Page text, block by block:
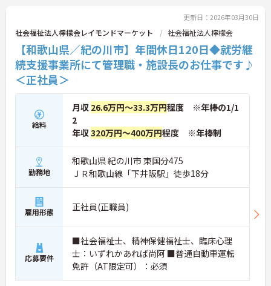
更新日：2026年03月30日
社会福祉法人檸檬会レイモンドマーケット 社会福祉法人檸檬会
【和歌山県／紀の川市】年間休日120日◆就労継
続支援事業所にて管理職・施設長のお仕事です♪
＜正社員＞
給料
月収 26.6万円～33.3万円程度 ※年棒の1/1
2
年収320万円～400万円程度 ※年棒制
勤務地
和歌山県 紀の川市 東国分475
ＪＲ和歌山線「下井阪駅」徒歩18分
雇用形態 正社員(正職員)
応募要件
■社会福祉士、精神保健福祉士、臨床心理
士：いずれかあれば尚阿 ■普通自動車運転
免許（AT限定可）：必須